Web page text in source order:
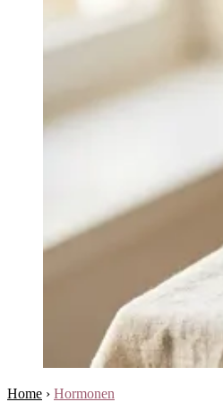
Home › Hormonen